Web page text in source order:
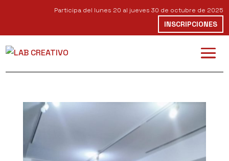
Participa del lunes 20 al jueves 30 de octubre de 2025
INSCRIPCIONES